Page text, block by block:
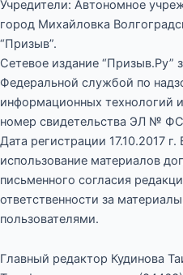
Учредители: Автономное
город Михайловка
“Призыв”.
Сетевое издание “Призыв.Ру”
Федеральной службой по
информационных технологий
номер свидетельства ЭЛ №
Дата регистрации 17.10.2017
использование материалов
письменного согласия
ответственности за
пользователями.
Главный редактор Кудинова